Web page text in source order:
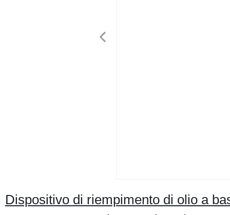
Dispositivo di riempimento di olio a